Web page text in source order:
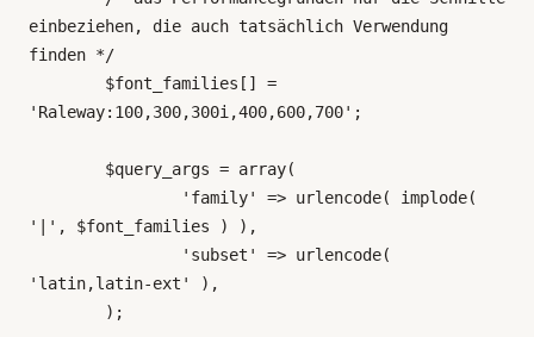
einbeziehen, die auch tatsächlich Verwendung
finden */
'Raleway:100,300,300i,400,600,700';
'|', $font_families ) ),
'latin,latin-ext' ),